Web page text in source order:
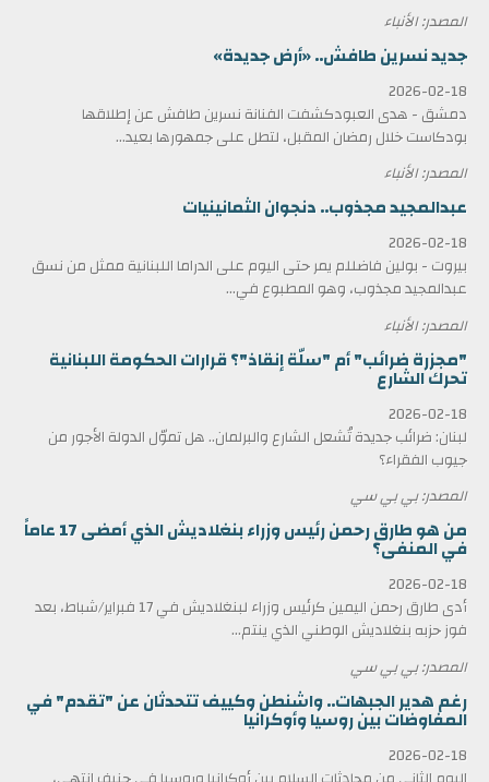
المصدر: الأنباء
جديد نسرين طافش.. «أرض جديدة»
2026-02-18
دمشق - هدى العبودكشفت الفنانة نسرين طافش عن إطلاقها
بودكاست خلال رمضان المقبل، لتطل على جمهورها بعيد...
المصدر: الأنباء
عبدالمجيد مجذوب.. دنجوان الثمانينيات
2026-02-18
بيروت - بولين فاضللم يمر حتى اليوم على الدراما اللبنانية ممثل من نسق
عبدالمجيد مجذوب، وهو المطبوع في...
المصدر: الأنباء
"مجزرة ضرائب" أم "سلّة إنقاذ"؟ قرارات الحكومة اللبنانية
تحرك الشارع
2026-02-18
لبنان: ضرائب جديدة تُشعل الشارع والبرلمان.. هل تموّل الدولة الأجور من
جيوب الفقراء؟
المصدر: بي بي سي
من هو طارق رحمن رئيس وزراء بنغلاديش الذي أمضى 17 عاماً
في المنفى؟
2026-02-18
أدى طارق رحمن اليمين كرئيس وزراء لبنغلاديش في 17 فبراير/شباط، بعد
فوز حزبه بنغلاديش الوطني الذي ينتم...
المصدر: بي بي سي
رغم هدير الجبهات.. واشنطن وكييف تتحدثان عن "تقدم" في
المفاوضات بين روسيا وأوكرانيا
2026-02-18